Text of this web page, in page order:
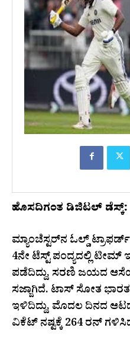
ಹೊಸದಿಗಂತ ಡಿಜಿಟಲ್‌ ಡೆಸ್ಕ್‌:
ಮ್ಯಾಂಚೆಸ್ಟರ್‌ನ ಓಲ್ಡ್
4ನೇ ಟೆಸ್ಟ್ ಪಂದ್ಯದಲ್ಲಿ
ಪಡೆದಿದ್ದು, ಸರಣಿ ಜಯದ
ಸಜ್ಜಾಗಿದೆ. ಟಾಸ್ ಸೋತ
ಇಳಿದಿದ್ದು, ಮೊದಲ ದಿನದ
ವಿಕೆಟ್ ನಷ್ಟಕ್ಕೆ 264 ರನ್